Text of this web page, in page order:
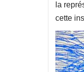
la
cette